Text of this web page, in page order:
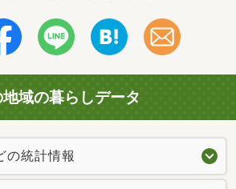
地域の暮らしデータ
の統計情報